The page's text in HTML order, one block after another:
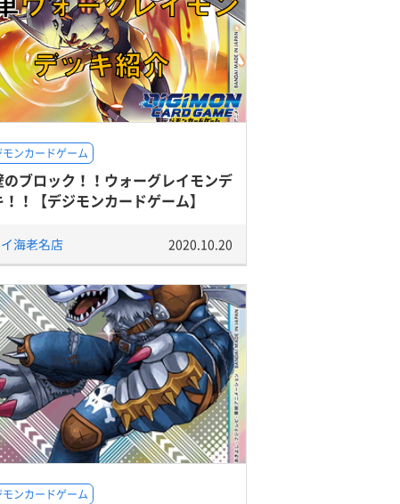
モンカードゲーム
のブロック！！ウォーグレイモンデ
！！【デジモンカードゲーム】
海老名店 2020.10.20
モンカードゲーム